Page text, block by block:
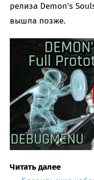
релиза Demon's
вышла позже.
Читать далее